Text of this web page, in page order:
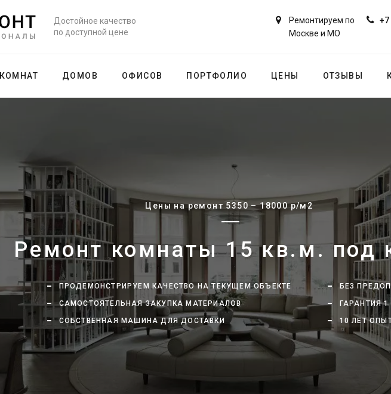
Достойное качество
по доступной цене
Ремонтируем по
Москве и МО
+7
КОМНАТ ДОМОВ ОФИСОВ ПОРТФОЛИО ЦЕНЫ ОТЗЫВЫ
Цены на ремонт 5350 – 18000 р/м2
Ремонт комнаты 15 кв.м. под
ПРОДЕМОНСТРИРУЕМ КАЧЕСТВО НА ТЕКУЩЕМ ОБЪЕКТЕ
САМОСТОЯТЕЛЬНАЯ ЗАКУПКА МАТЕРИАЛОВ
СОБСТВЕННАЯ МАШИНА ДЛЯ ДОСТАВКИ
БЕЗ
ГАРАНТИЯ
10 ЛЕТ